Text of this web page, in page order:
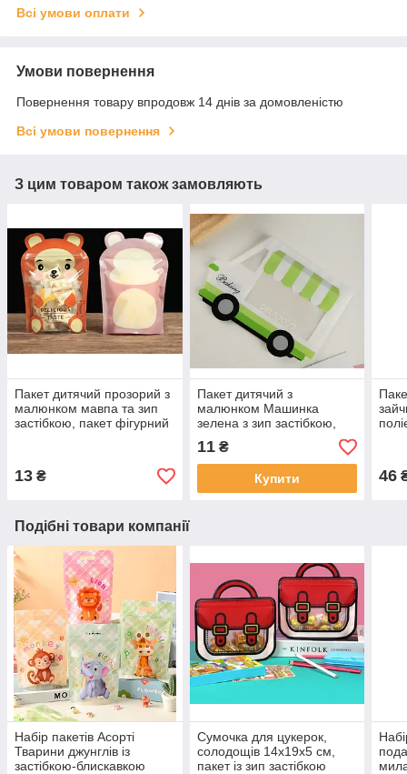
Всі умови оплати
Умови повернення
Повернення товару впродовж 14 днів за домовленістю
Всі умови повернення
З цим товаром також замовляють
Пакет дитячий прозорий з
малюнком мавпа та зип
застібкою, пакет фігурний
13 ₴
Пакет дитячий з
малюнком Машинка
зелена з зип застібкою,
пакет для продуктів
харчовий 22х15 см
11₴
Купити
21
46
Подібні товари компанії
Набір пакетів Асорті
Тварини джунглів із
застібкою-блискавкою
Сумочка для цукерок,
солодощів 14х19х5 см,
пакет із зип застібкою